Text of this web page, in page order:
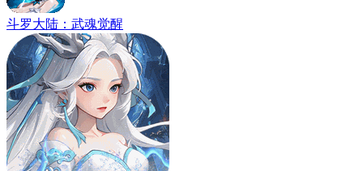
斗罗大陆：武魂觉醒